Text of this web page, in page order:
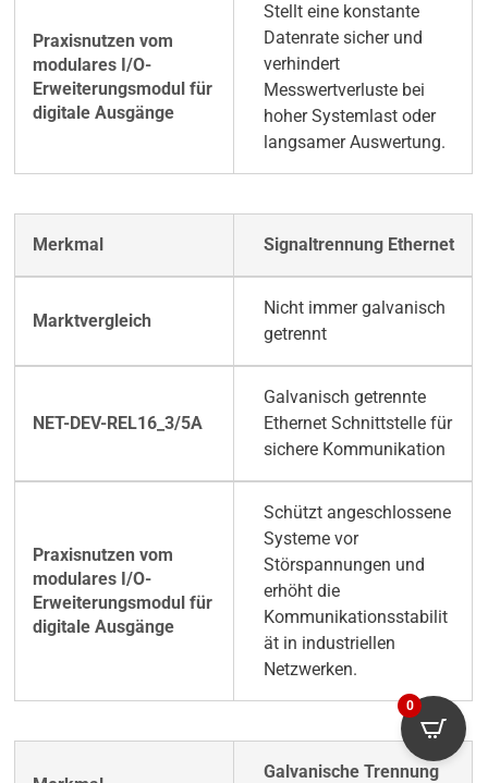
Stellt eine konstante
Datenrate sicher und
verhindert
Messwertverluste bei
hoher Systemlast oder
langsamer Auswertung.
Signaltrennung Ethernet
Nicht immer galvanisch
getrennt
Galvanisch getrennte
Ethernet Schnittstelle für
sichere Kommunikation
Schützt angeschlossene
Systeme vor
Störspannungen und
erhöht die
Kommunikationsstabilit
ät in industriellen
Netzwerken.
Galvanische Trennung
0